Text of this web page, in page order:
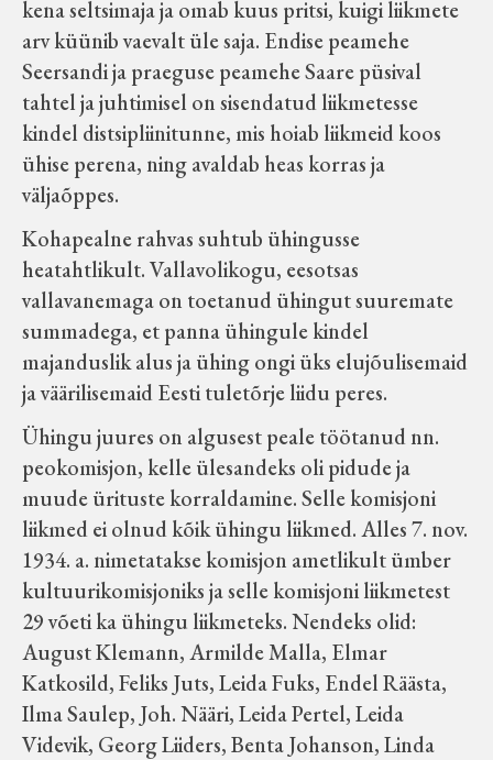
kena seltsimaja ja omab kuus pritsi, kuigi liikmete
arv küünib vaevalt üle saja. Endise peamehe
Seersandi ja praeguse peamehe Saare püsival
tahtel ja juhtimisel on sisendatud liikmetesse
kindel distsipliinitunne, mis hoiab liikmeid koos
ühise perena, ning avaldab heas korras ja
väljaõppes.
Kohapealne rahvas suhtub ühingusse
heatahtlikult. Vallavolikogu, eesotsas
vallavanemaga on toetanud ühingut suuremate
summadega, et panna ühingule kindel
majanduslik alus ja ühing ongi üks elujõulisemaid
ja väärilisemaid Eesti tuletõrje liidu peres.
Ühingu juures on algusest peale töötanud nn.
peokomisjon, kelle ülesandeks oli pidude ja
muude ürituste korraldamine. Selle komisjoni
liikmed ei olnud kõik ühingu liikmed. Alles 7. nov.
1934. a. nimetatakse komisjon ametlikult ümber
kultuurikomisjoniks ja selle komisjoni liikmetest
29 võeti ka ühingu liikmeteks. Nendeks olid:
August Klemann, Armilde Malla, Elmar
Katkosild, Feliks Juts, Leida Fuks, Endel Räästa,
Ilma Saulep, Joh. Nääri, Leida Pertel, Leida
Videvik, Georg Liiders, Benta Johanson, Linda